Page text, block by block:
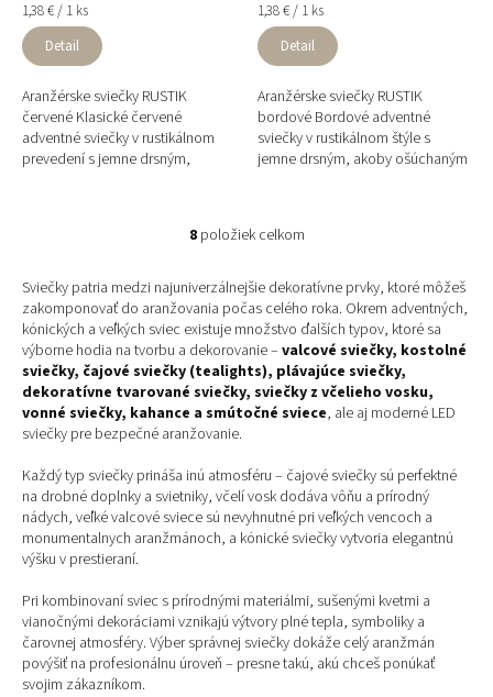
Jednotková
cena:
1,38 € / 1 ks
Detail
Aranžérske sviečky RUSTIK
červené Klasické červené
adventné sviečky v rustikálnom
prevedení s jemne drsným,
Jednotková
cena:
1,38 € / 1 ks
Detail
Aranžérske sviečky RUSTIK
bordové Bordové adventné
sviečky v rustikálnom štýle s
jemne drsným, akoby ošúchaným
O
l
á
d
a
c
i
e
v
k
y
v
i
s
u
8položiek celkom
Sviečky patria medzi najuniverzálnejšie dekoratívne prvky, ktoré môžeš
zakomponovať do aranžovania počas celého roka. Okrem adventných,
kónických a veľkých sviec existuje množstvo ďalších typov, ktoré sa
výborne hodia na tvorbu a dekorovanie – valcové sviečky, kostolné
sviečky, čajové sviečky (tealights), plávajúce sviečky,
dekoratívne tvarované sviečky, sviečky z včelieho vosku,
vonné sviečky, kahance a smútočné sviece, ale aj moderné LED
sviečky pre bezpečné aranžovanie.
Každý typ sviečky prináša inú atmosféru – čajové sviečky sú perfektné
na drobné doplnky a svietniky, včelí vosk dodáva vôňu a prírodný
nádych, veľké valcové sviece sú nevyhnutné pri veľkých vencoch a
monumentalnych aranžmánoch, a kónické sviečky vytvoria elegantnú
výšku v prestieraní.
Pri kombinovaní sviec s prírodnými materiálmi, sušenými kvetmi a
vianočnými dekoráciami vznikajú výtvory plné tepla, symboliky a
čarovnej atmosféry. Výber správnej sviečky dokáže celý aranžmán
povýšiť na profesionálnu úroveň – presne takú, akú chceš ponúkať
svojim zákazníkom.